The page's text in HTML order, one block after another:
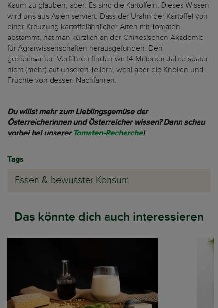
Kaum zu glauben, aber: Es sind die Kartoffeln. Dieses Wissen
wird uns aus Asien serviert: Dass der Urahn der Kartoffel von
einer Kreuzung kartoffelähnlicher Arten mit Tomaten
abstammt, hat man kürzlich an der Chinesischen Akademie
für Agrarwissenschaften herausgefunden. Den
gemeinsamen Vorfahren finden wir 14 Millionen Jahre später
nicht (mehr) auf unseren Tellern, wohl aber die Knollen und
Früchte von dessen Nachfahren.
Du willst mehr zum Lieblingsgemüse der
Österreicherinnen und Österreicher wissen? Dann schau
vorbei bei unserer Tomaten-Recherche!
Tags
Essen & bewusster Konsum
Das könnte dich auch interessieren